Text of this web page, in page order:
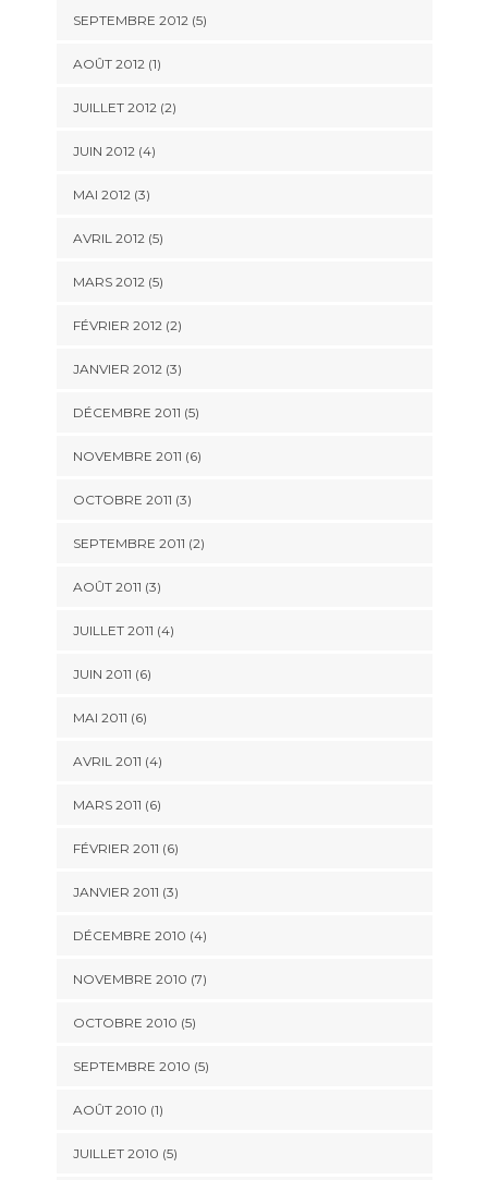
SEPTEMBRE 2012(5)
AOÛT 2012(1)
JUILLET 2012(2)
JUIN 2012(4)
MAI 2012(3)
AVRIL 2012(5)
MARS 2012(5)
FÉVRIER 2012(2)
JANVIER 2012(3)
DÉCEMBRE 2011 (5)
NOVEMBRE 2011 (6)
OCTOBRE 2011 (3)
SEPTEMBRE 2011 (2)
AOÛT 2011 (3)
JUILLET 2011 (4)
JUIN 2011 (6)
MAI 2011 (6)
AVRIL 2011 (4)
MARS 2011 (6)
FÉVRIER 2011 (6)
JANVIER 2011 (3)
DÉCEMBRE 2010 (4)
NOVEMBRE 2010 (7)
OCTOBRE 2010 (5)
SEPTEMBRE 2010 (5)
AOÛT 2010 (1)
JUILLET 2010 (5)